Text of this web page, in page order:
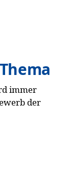
immer
der